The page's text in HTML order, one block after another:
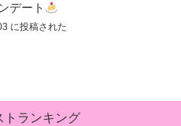
デート
に投稿された
トランキング